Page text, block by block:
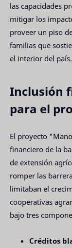
las capacidades
mitigar los
proveer un piso
familias que
el interior del país.
Inclusión
para el
El proyecto
financiero de la
de extensión
romper las
limitaban el
cooperativas
bajo tres
Créditos